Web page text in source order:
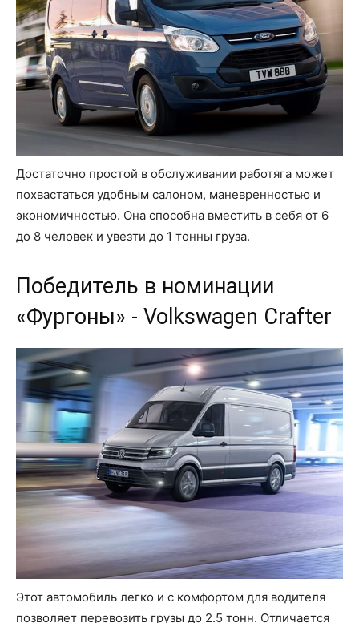
Достаточно простой в обслуживании работяга может
похвастаться удобным салоном, маневренностью и
экономичностью. Она способна вместить в себя от 6
до 8 человек и увезти до 1 тонны груза.
Победитель в номинации
«Фургоны» - Volkswagen Crafter
Этот автомобиль легко и с комфортом для водителя
позволяет перевозить грузы до 2.5 тонн. Отличается